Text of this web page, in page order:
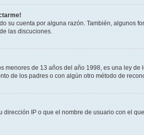
su cuenta por alguna razón. También,
las discuciones.
menores de 13 años del año 1998, es una ley
de los padres o con algún otro método de
IP o que el nombre de usuario con el